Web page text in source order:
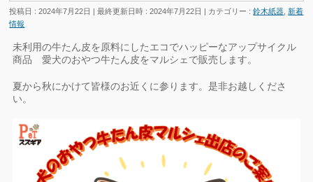
投稿日 : 2024年7月22日 最終更新日時 : 2024年7月22日 カテゴリー :鈴木紙器 新着
情報
未利用の牛たん皮を原料にしたエコでハッピーなアップサイクル
商品 愛犬のおやつ牛たん皮をマルシェで販売します。
夏から秋にかけて皆様のお近くに参ります。是非お越しくださ
い。